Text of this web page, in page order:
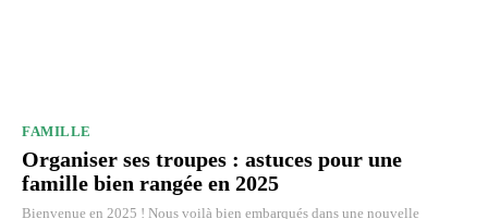
FAMILLE
Organiser ses troupes : astuces pour une
famille bien rangée en 2025
Bienvenue en 2025 ! Nous voilà bien embarqués dans une nouvelle